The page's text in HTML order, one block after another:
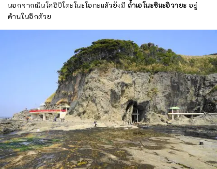
นอกจากเนินโคอิบิโตะโนะโอกะแล้วยังมี ถ้ำเอโนะชิมะอิวายะ อยู่
ด้านในอีกด้วย